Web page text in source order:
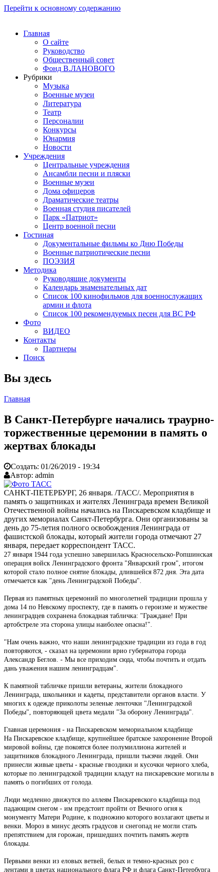
Перейти к основному содержанию
Главная
О сайте
Руководство
Общественный совет
Фонд В.ЛАНОВОГО
Рубрики
Музыка
Военные музеи
Литература
Театр
Персоналии
Конкурсы
Юнармия
Новости
Учреждения
Центральные учреждения
Ансамбли песни и пляски
Военные музеи
Дома офицеров
Драматические театры
Военная студия писателей
Парк «Патриот»
Центр военной песни
Гостиная
Документальные фильмы ко Дню Победы
Военные патриотические песни
ПОЭЗИЯ
Методика
Руководящие документы
Календарь знаменательных дат
Список 100 кинофильмов для военнослужащих
армии и флота
Список 100 рекомендуемых песен для ВС РФ
Фото
ВИДЕО
Контакты
Партнеры
Поиск
Вы здесь
Главная
В Санкт-Петербурге начались траурно-
торжественные церемонии в память о
жертвах блокады
Создать: 01/26/2019 - 19:34
Автор: admin
САНКТ-ПЕТЕРБУРГ, 26 января. /ТАСС/. Мероприятия в
память о защитниках и жителях Ленинграда времен Великой
Отечественной войны начались на Пискаревском кладбище и
других мемориалах Санкт-Петербурга. Они организованы за
день до 75-летия полного освобождения Ленинграда от
фашистской блокады, который жители города отмечают 27
января, передает корреспондент ТАСС.
27 января 1944 года успешно завершилась Красносельско-Ропшинская
операция войск Ленинградского фронта "Январский гром", итогом
которой стало полное снятие блокады, длившейся 872 дня. Эта дата
отмечается как "день Ленинградской Победы".
Первая из памятных церемоний по многолетней традиции прошла у
дома 14 по Невскому проспекту, где в память о героизме и мужестве
ленинградцев сохранена блокадная табличка: "Граждане! При
артобстреле эта сторона улицы наиболее опасна!".
"Нам очень важно, что наши ленинградские традиции из года в год
повторяются, - сказал на церемонии врио губернатора города
Александр Беглов. - Мы все приходим сюда, чтобы почтить и отдать
дань уважения нашим ленинградцам".
К памятной табличке пришли ветераны, жители блокадного
Ленинграда, школьники и кадеты, представители органов власти. У
многих к одежде приколоты зеленые ленточки "Ленинградской
Победы", повторяющей цвета медали "За оборону Ленинграда".
Главная церемония - на Пискаревском мемориальном кладбище
На Пискаревское кладбище, крупнейшее братское захоронение Второй
мировой войны, где покоятся более полумиллиона жителей и
защитников блокадного Ленинграда, пришли тысячи людей. Они
принесли живые цветы - красные гвоздики и кусочки черного хлеба,
которые по ленинградской традиции кладут на пискаревские могилы в
память о погибших от голода.
Люди медленно движутся по аллеям Пискаревского кладбища под
падающим снегом - им предстоит пройти от Вечного огня к
монументу Матери Родине, к подножию которого возлагают цветы и
венки. Мороз в минус десять градусов и снегопад не могли стать
препятствием для горожан, пришедших почтить память жертв
блокады.
Первыми венки из еловых ветвей, белых и темно-красных роз с
лентами в цветах национального флага РФ и флага Санкт-Петербурга